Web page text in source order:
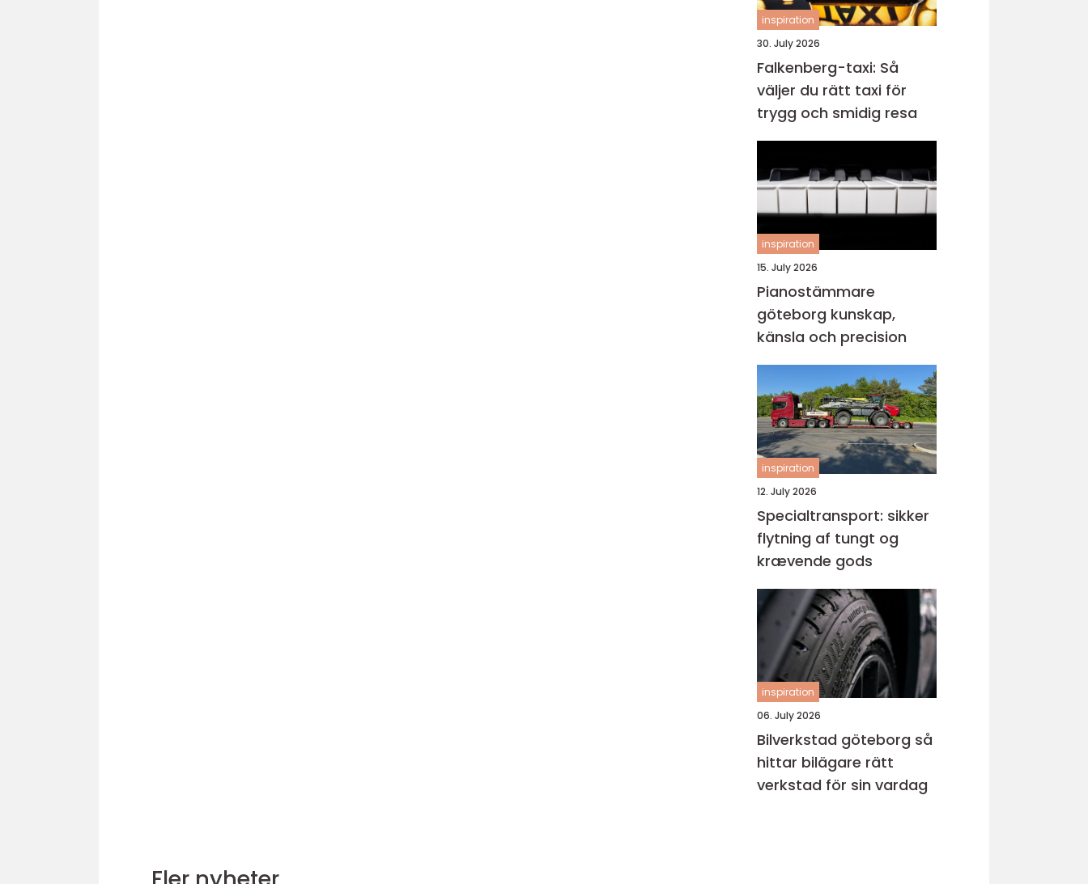
inspiration
30. July 2026
Falkenberg-taxi: Så
väljer du rätt taxi för
trygg och smidig resa
inspiration
15. July 2026
Pianostämmare
göteborg kunskap,
känsla och precision
inspiration
12. July 2026
Specialtransport: sikker
flytning af tungt og
krævende gods
inspiration
06. July 2026
Bilverkstad göteborg så
hittar bilägare rätt
verkstad för sin vardag